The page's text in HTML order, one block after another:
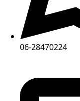
06-28470224